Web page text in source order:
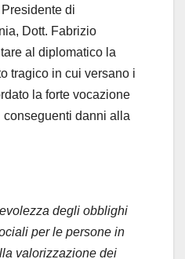
Presidente di
Dott. Fabrizio
al diplomatico la
tragico in cui versano i
la forte vocazione
conseguenti danni alla
degli obblighi
per le persone in
valorizzazione dei